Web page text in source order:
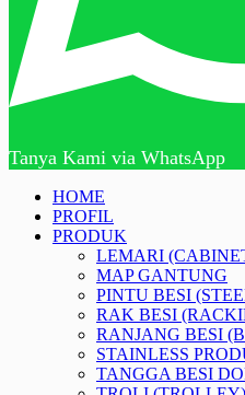
Tanya Kami via WhatsApp
HOME
PROFIL
PRODUK
LEMARI
MAP GANTUNG
PINTU BESI
RAK BESI
RANJANG BESI
STAINLESS
TANGGA BESI